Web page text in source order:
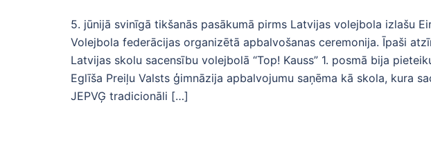
5. jūnijā svinīgā tikšanās pasākumā pirms Latvijas volejbola izlašu
Volejbola federācijas organizētā apbalvošanas ceremonija. Īpaši
Latvijas skolu sacensību volejbolā “Top! Kauss” 1. posmā bija
Eglīša Preiļu Valsts ģimnāzija apbalvojumu saņēma kā skola, kura
JEPVĢ tradicionāli […]